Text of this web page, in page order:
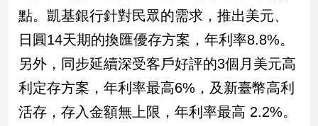
政
治
焦
品
觀
點
民
點。凱基銀行針對民眾的需求，推出美元、
日圓14天期的換匯優存方案，年利率8.8%。
另外，同步延續深受客戶好評的3個月美元高
利定存方案，年利率最高6%，及新臺幣高利
活存，存入金額無上限，年利率最高 2.2%。